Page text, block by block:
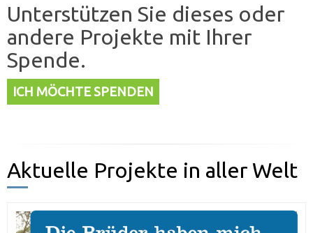
Unterstützen Sie dieses oder
andere Projekte mit Ihrer
Spende.
ICH MÖCHTE SPENDEN
Aktuelle Projekte in aller Welt